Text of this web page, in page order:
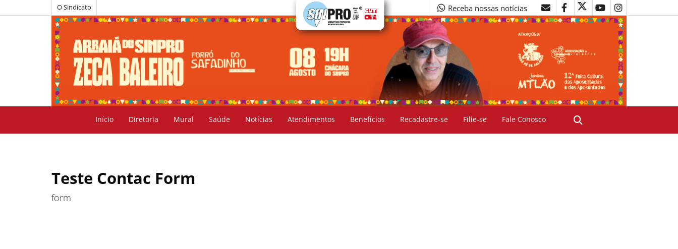
O Sindicato Receba nossas notícias
Início Diretoria Mural Saúde Notícias Atendimentos Benefícios Recadastre-se Filie-se Fale Conosco
Teste Contac Form
form